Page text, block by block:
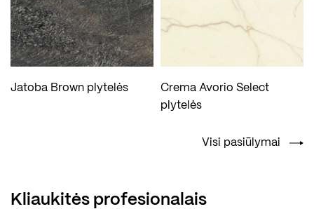
Jatoba Brown plytelės
Crema Avorio Select
plytelės
Visi pasiūlymai
Kliaukitės profesionalais